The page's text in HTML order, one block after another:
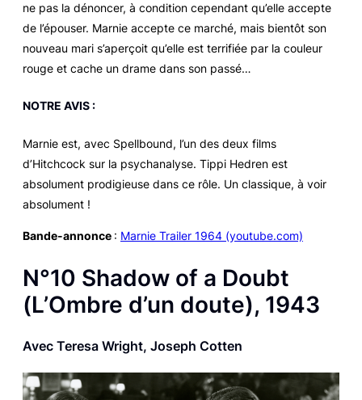
ne pas la dénoncer, à condition cependant qu’elle accepte
de l’épouser. Marnie accepte ce marché, mais bientôt son
nouveau mari s’aperçoit qu’elle est terrifiée par la couleur
rouge et cache un drame dans son passé…
NOTRE AVIS :
Marnie est, avec Spellbound, l’un des deux films
d’Hitchcock sur la psychanalyse. Tippi Hedren est
absolument prodigieuse dans ce rôle. Un classique, à voir
absolument !
Bande-annonce : Marnie Trailer 1964 (youtube.com)
N°10 Shadow of a Doubt
(L’Ombre d’un doute), 1943
Avec Teresa Wright, Joseph Cotten